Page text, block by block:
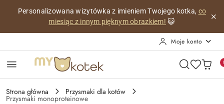
Przejdź do treści głównej
Przejdź do wyszukiwarki
Przejdź do moje konto
Przejdź do menu głównego
Przejdź do stopki
Personalizowana wizytówka z imieniem Twojego kotka, co
miesiąc z innym pięknym obrazkiem! 😺
Moje konto
Strona główna Przysmaki dla kotów
Przysmaki monoproteinowe